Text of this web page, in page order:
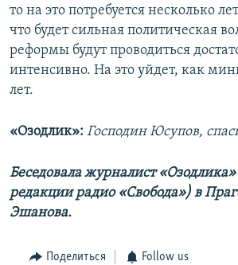
то на это потребуется несколько
что будет сильная политическая
реформы будут проводиться
интенсивно. На это уйдет, как
лет.
«Озодлик»: Господин Юсупов,
Беседовала журналист
редакции радио «Свобода») в
Эшанова.
Поделиться Follow us